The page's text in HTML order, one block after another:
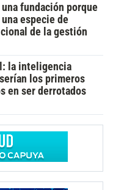
fundación porque
especie de
de la gestión
la inteligencia
los primeros
en ser derrotados